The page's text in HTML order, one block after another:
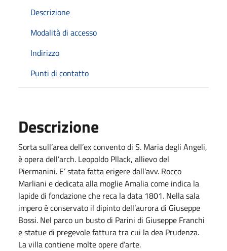
Descrizione
Modalità di accesso
Indirizzo
Punti di contatto
Descrizione
Sorta sull’area dell’ex convento di S. Maria degli Angeli,
è opera dell’arch. Leopoldo Pllack, allievo del
Piermanini. E’ stata fatta erigere dall’avv. Rocco
Marliani e dedicata alla moglie Amalia come indica la
lapide di fondazione che reca la data 1801. Nella sala
impero è conservato il dipinto dell’aurora di Giuseppe
Bossi. Nel parco un busto di Parini di Giuseppe Franchi
e statue di pregevole fattura tra cui la dea Prudenza.
La villa contiene molte opere d’arte.